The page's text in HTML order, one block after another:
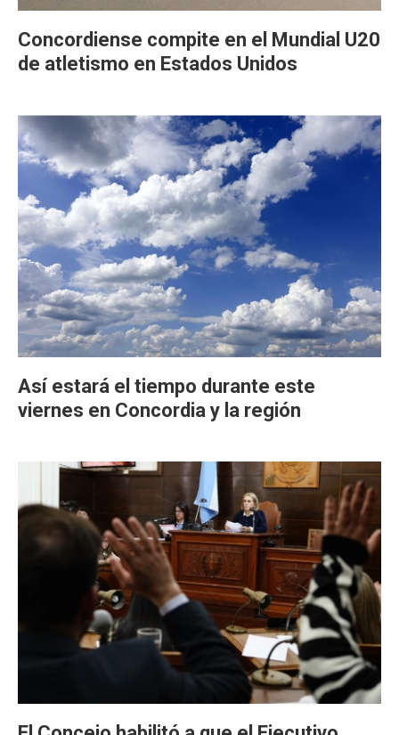
Concordiense compite en el Mundial U20
de atletismo en Estados Unidos
Así estará el tiempo durante este
viernes en Concordia y la región